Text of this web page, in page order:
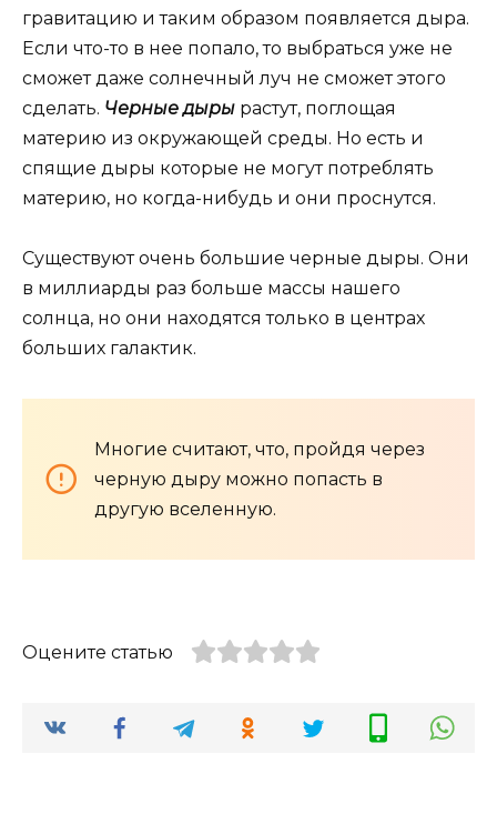
гравитацию и таким образом появляется дыра.
Если что-то в нее попало, то выбраться уже не
сможет даже солнечный луч не сможет этого
сделать. Черные дыры растут, поглощая
материю из окружающей среды. Но есть и
спящие дыры которые не могут потреблять
материю, но когда-нибудь и они проснутся.
Существуют очень большие черные дыры. Они
в миллиарды раз больше массы нашего
солнца, но они находятся только в центрах
больших галактик.
Многие считают, что, пройдя через
черную дыру можно попасть в
другую вселенную.
Оцените статью